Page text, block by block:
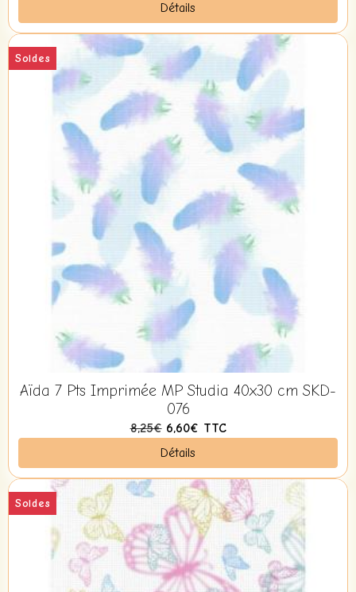
Détails
Soldes
Aïda 7 Pts Imprimée MP Studia 40x30 cm SKD-
076
8,25€ 6,60€ TTC
Détails
Soldes